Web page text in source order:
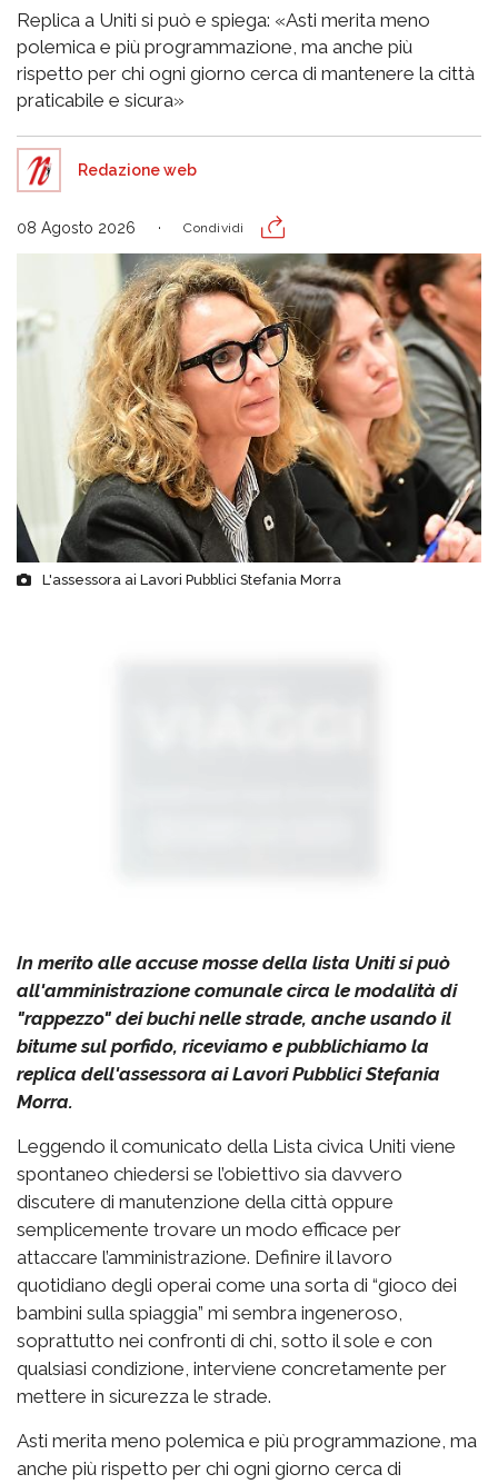
Replica a Uniti si può e spiega: «Asti merita meno
polemica e più programmazione, ma anche più
rispetto per chi ogni giorno cerca di mantenere la città
praticabile e sicura»
Redazione web
08 Agosto 2026 Condividi
L'assessora ai Lavori Pubblici Stefania Morra
In merito alle accuse mosse della lista Uniti si può
all'amministrazione comunale circa le modalità di
"rappezzo" dei buchi nelle strade, anche usando il
bitume sul porfido, riceviamo e pubblichiamo la
replica dell'assessora ai Lavori Pubblici Stefania
Morra.
Leggendo il comunicato della Lista civica Uniti viene
spontaneo chiedersi se l’obiettivo sia davvero
discutere di manutenzione della città oppure
semplicemente trovare un modo efficace per
attaccare l’amministrazione. Definire il lavoro
quotidiano degli operai come una sorta di “gioco dei
bambini sulla spiaggia” mi sembra ingeneroso,
soprattutto nei confronti di chi, sotto il sole e con
qualsiasi condizione, interviene concretamente per
mettere in sicurezza le strade.
Asti merita meno polemica e più programmazione, ma
anche più rispetto per chi ogni giorno cerca di